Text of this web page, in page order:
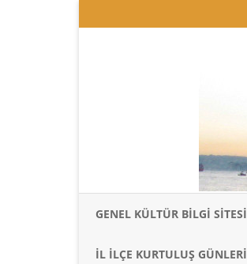
GENEL KÜLTÜR BILGI SITESI
İL İLÇE KURTULUŞ GÜNLERI